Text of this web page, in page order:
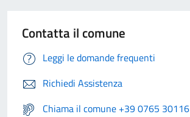
Contatta il comune
Leggi le domande frequenti
Richiedi Assistenza
Chiama il comune +39 0765 30116